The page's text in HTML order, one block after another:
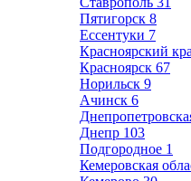
Пятигорск 8
Ессентуки 7
Красноярский
Красноярск 67
Норильск 9
Ачинск 6
Днепр 103
Подгородное 1
Кемеровская